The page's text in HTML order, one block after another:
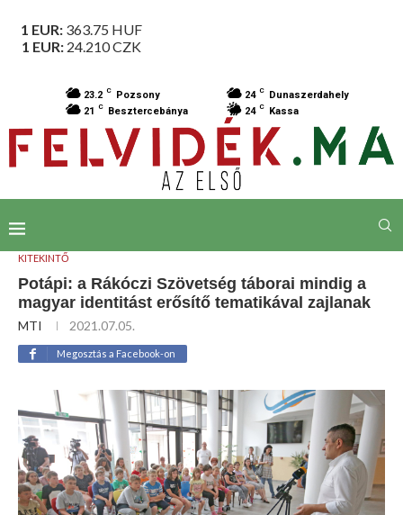
1 EUR: 363.75 HUF
1 EUR: 24.210CZK
23.2 C Pozsony 24 C
Dunaszerdahely
21 C Besztercebánya 24 C Kassa
KITEKINTŐ
Potápi: a Rákóczi Szövetség táborai mindig a
magyar identitást erősítő tematikával zajlanak
MTI 2021.07.05.
Megosztás a Facebook-on